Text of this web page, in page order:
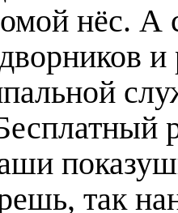
нёс. А
и
так